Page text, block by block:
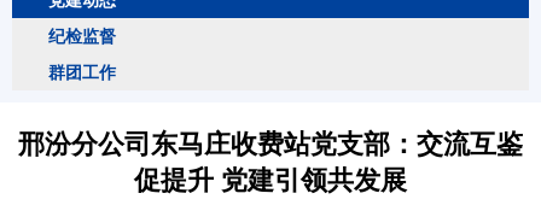
纪检监督
群团工作
邢汾分公司东马庄收费站党支部：交流互鉴
促提升 党建引领共发展